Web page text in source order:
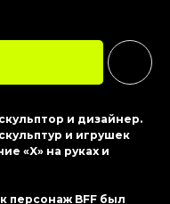
и дизайнер.
и игрушек
«X» на руках и
персонаж BFF был